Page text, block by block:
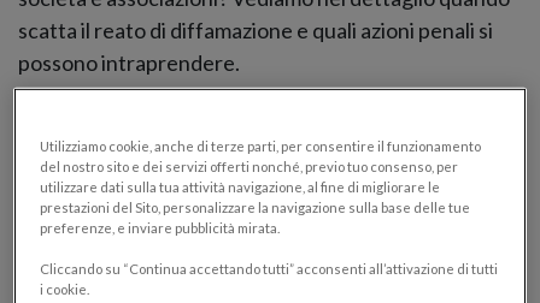
scatta il reato di diffamazione e quali azioni penali si
possono intraprendere.
Utilizziamo cookie, anche di terze parti, per consentire il funzionamento
del nostro sito e dei servizi offerti nonché, previo tuo consenso, per
utilizzare dati sulla tua attività navigazione, al fine di migliorare le
prestazioni del Sito, personalizzare la navigazione sulla base delle tue
preferenze, e inviare pubblicità mirata.
Cliccando su “Continua accettando tutti” acconsenti all’attivazione di tutti
i cookie.